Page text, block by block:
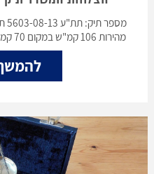
מהירות 106 קמ"ש במקום 70 קמ"ש בדרך עירונית, נגזרו עליו 1 ח'...